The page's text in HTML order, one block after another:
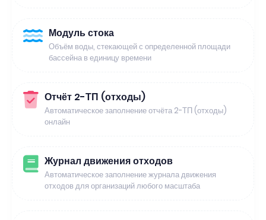
Модуль стока
Объём воды, стекающей с определенной площади
бассейна в единицу времени
Отчёт 2-ТП (отходы)
Автоматическое заполнение отчёта 2-ТП (отходы)
онлайн
Журнал движения отходов
Автоматическое заполнение журнала движения
отходов для организаций любого масштаба